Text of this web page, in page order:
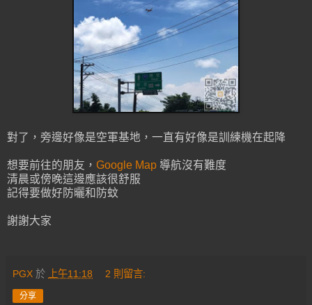
對了，旁邊好像是空軍基地，一直有好像是訓練機在起降
想要前往的朋友， Google Map 導航沒有難度
清晨或傍晚這邊應該很舒服
記得要做好防曬和防蚊
謝謝大家
PGX 於 上午11:18 2 則留言:
分享